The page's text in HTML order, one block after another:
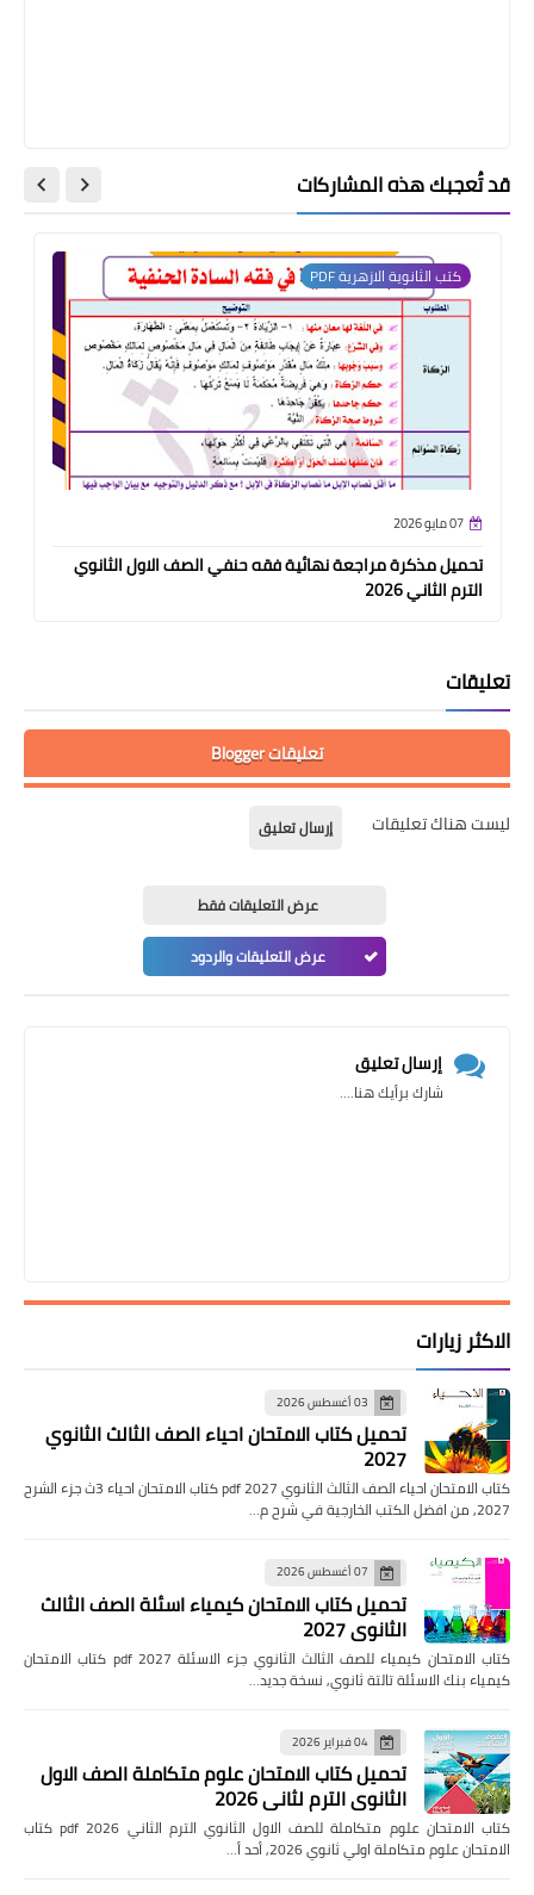
قد تُعجبك هذه المشاركات
كتب الثانوية الازهرية PDF
07 مايو 2026
تحميل مذكرة مراجعة نهائية فقه حنفي الصف الاول الثانوي
الترم الثاني 2026
تعليقات
تعليقات Blogger
ليست هناك تعليقات إرسال تعليق
عرض التعليقات فقط
عرض التعليقات والردود
إرسال تعليق
شارك برأيك هنا....
الاكثر زيارات
03 أغسطس 2026
تحميل كتاب الامتحان احياء الصف الثالث الثانوي
2027
كتاب الامتحان احياء الصف الثالث الثانوي pdf 2027 كتاب الامتحان احياء 3ث جزء الشرح
2027, من افضل الكتب الخارجية في شرح م…
07 أغسطس 2026
تحميل كتاب الامتحان كيمياء اسئلة الصف الثالث
الثانوي 2027
كتاب الامتحان كيمياء للصف الثالث الثانوي جزء الاسئلة pdf 2027 كتاب الامتحان
كيمياء بنك الاسئلة تالتة ثانوي, نسخة جديد…
04 فبراير 2026
تحميل كتاب الامتحان علوم متكاملة الصف الاول
الثانوي الترم لثاني 2026
كتاب الامتحان علوم متكاملة للصف الاول الثانوي الترم الثاني pdf 2026 كتاب
الامتحان علوم متكاملة اولي ثانوي 2026, أحد أ…